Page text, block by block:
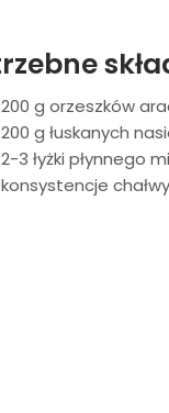
200 g orzeszków
200 g łuskanych
2-3 łyżki płynnego
konsystencje